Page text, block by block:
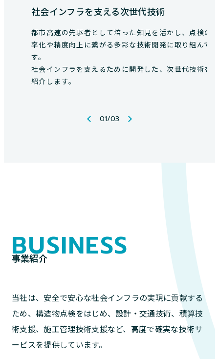
社会インフラを支える次世代技術
都市高速の先駆者として培った知見を活かし、点検の効
率化や精度向上に繋がる多彩な技術開発に取り組んで
す。
社会インフラを支えるために開発した、次世代技術をご
紹介します。
01/03
BUSINESS
事業紹介
当社は、安全で安心な社会インフラの実現に貢献する
ため、構造物点検をはじめ、設計・交通技術、積算技
術支援、施工管理技術支援など、高度で確実な技術サ
ービスを提供しています。